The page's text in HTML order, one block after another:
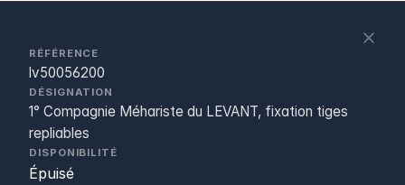
RÉFÉRENCE
lv50056200
DÉSIGNATION
1° Compagnie Méhariste du LEVANT, fixation tiges
repliables
DISPONIBILITÉ
Épuisé